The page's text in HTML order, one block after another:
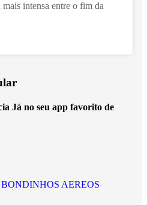
intensa entre o fim da
Já no seu app favorito de